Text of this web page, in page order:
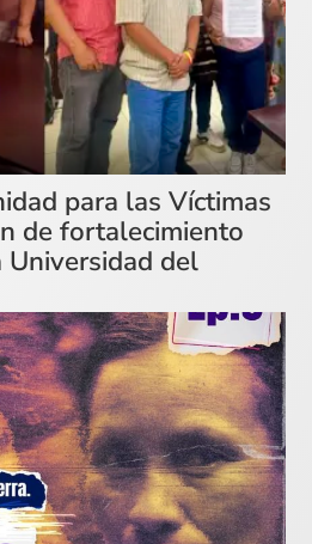
para las Víctimas
de fortalecimiento
del